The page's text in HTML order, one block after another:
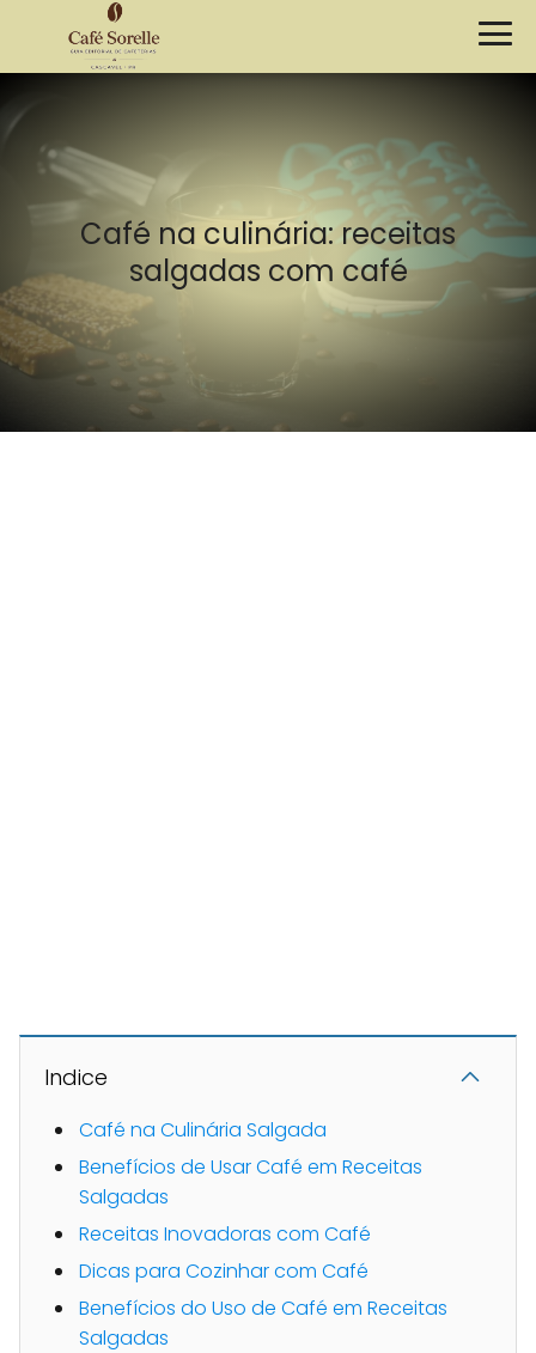
Café na culinária: receitas
salgadas com café
Indice
Café na Culinária Salgada
Benefícios de Usar Café em Receitas
Salgadas
Receitas Inovadoras com Café
Dicas para Cozinhar com Café
Benefícios do Uso de Café em Receitas
Salgadas